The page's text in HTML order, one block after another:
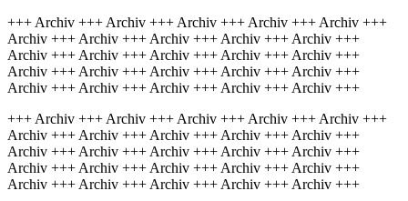
+++ Archiv +++ Archiv +++ Archiv +++ Archiv +++ Archiv +++
Archiv +++ Archiv +++ Archiv +++ Archiv +++ Archiv +++
Archiv +++ Archiv +++ Archiv +++ Archiv +++ Archiv +++
Archiv +++ Archiv +++ Archiv +++ Archiv +++ Archiv +++
Archiv +++ Archiv +++ Archiv +++ Archiv +++ Archiv +++
+++ Archiv +++ Archiv +++ Archiv +++ Archiv +++ Archiv +++
Archiv +++ Archiv +++ Archiv +++ Archiv +++ Archiv +++
Archiv +++ Archiv +++ Archiv +++ Archiv +++ Archiv +++
Archiv +++ Archiv +++ Archiv +++ Archiv +++ Archiv +++
Archiv +++ Archiv +++ Archiv +++ Archiv +++ Archiv +++